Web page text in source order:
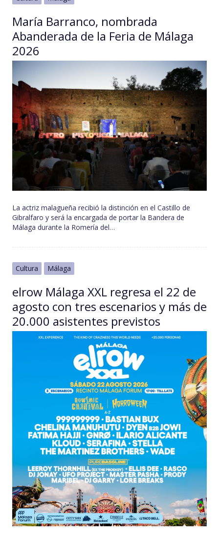
María Barranco, nombrada
Abanderada de la Feria de Málaga
2026
La actriz malagueña recibió la distinción en el Castillo de
Gibralfaro y será la encargada de portar la Bandera de
Málaga durante la Romería del…
Cultura Málaga
elrow Málaga XXL regresa el 22 de
agosto con tres escenarios y más de
20.000 asistentes previstos